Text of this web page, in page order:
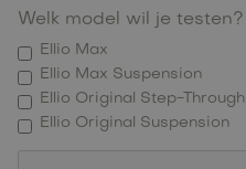
Welk model wil je testen?
Ellio Max
Ellio Max Suspension
Ellio Original Step-Through
Ellio Original Suspension